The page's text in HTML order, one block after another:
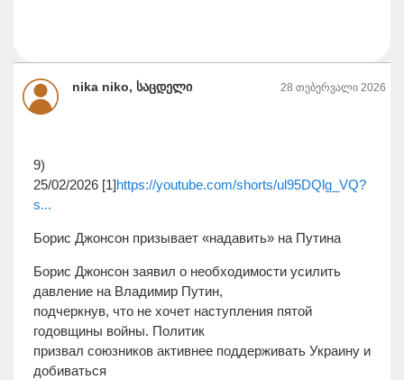
nika niko, საცდელი 28 თებერვალი 2026
9)
25/02/2026 [1]https://youtube.com/shorts/ul95DQlg_VQ?
s...
Борис Джонсон призывает «надавить» на Путина
Борис Джонсон заявил о необходимости усилить
давление на Владимир Путин,
подчеркнув, что не хочет наступления пятой
годовщины войны. Политик
призвал союзников активнее поддерживать Украину и
добиваться